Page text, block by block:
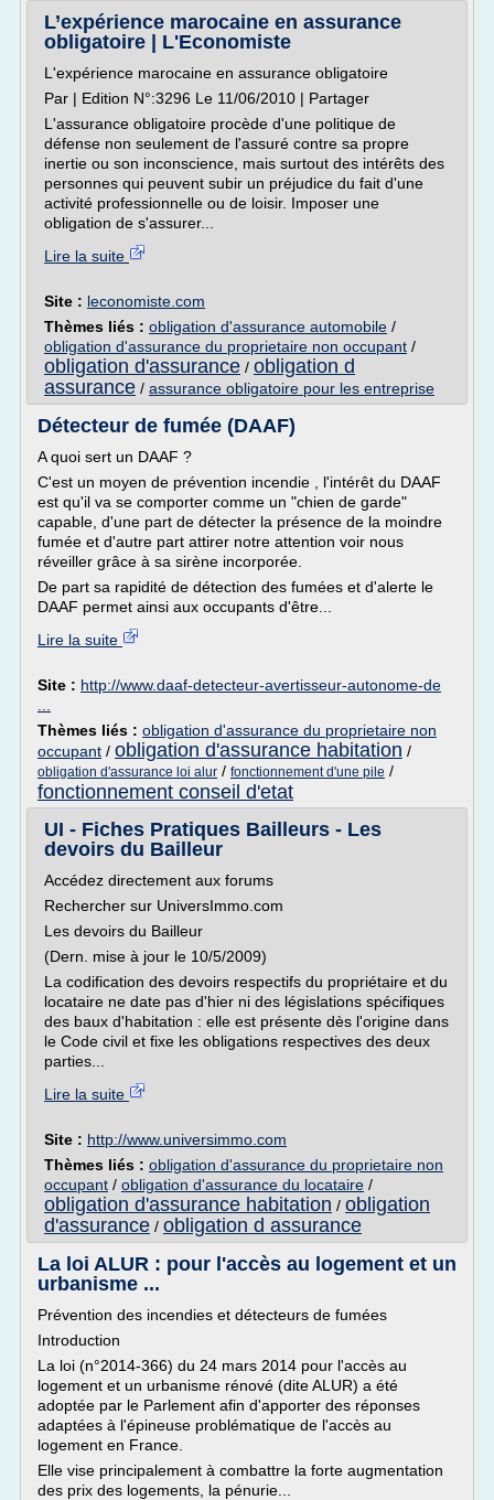
L’expérience marocaine en assurance
obligatoire | L'Economiste
L'expérience marocaine en assurance obligatoire
Par | Edition N°:3296 Le 11/06/2010 | Partager
L'assurance obligatoire procède d'une politique de
défense non seulement de l'assuré contre sa propre
inertie ou son inconscience, mais surtout des intérêts des
personnes qui peuvent subir un préjudice du fait d'une
activité professionnelle ou de loisir. Imposer une
obligation de s'assurer...
Lire la suite
Site : leconomiste.com
Thèmes liés : obligation d'assurance automobile /
obligation d'assurance du proprietaire non occupant /
obligation d'assurance / obligation d
assurance / assurance obligatoire pour les entreprise
Détecteur de fumée (DAAF)
A quoi sert un DAAF ?
C'est un moyen de prévention incendie , l'intérêt du DAAF
est qu'il va se comporter comme un "chien de garde"
capable, d'une part de détecter la présence de la moindre
fumée et d'autre part attirer notre attention voir nous
réveiller grâce à sa sirène incorporée.
De part sa rapidité de détection des fumées et d'alerte le
DAAF permet ainsi aux occupants d'être...
Lire la suite
Site : http://www.daaf-detecteur-avertisseur-autonome-de
Thèmes liés : obligation d'assurance du proprietaire non
occupant / obligation d'assurance habitation /
obligation d'assurance loi alur / fonctionnement d'une pile /
fonctionnement conseil d'etat
UI - Fiches Pratiques Bailleurs - Les
devoirs du Bailleur
Accédez directement aux forums
Rechercher sur UniversImmo.com
Les devoirs du Bailleur
(Dern. mise à jour le 10/5/2009)
La codification des devoirs respectifs du propriétaire et du
locataire ne date pas d'hier ni des législations spécifiques
des baux d'habitation : elle est présente dès l'origine dans
le Code civil et fixe les obligations respectives des deux
parties...
Lire la suite
Site : http://www.universimmo.com
Thèmes liés : obligation d'assurance du proprietaire non
occupant / obligation d'assurance du locataire /
obligation d'assurance habitation / obligation
d'assurance / obligation d assurance
La loi ALUR : pour l'accès au logement et un
urbanisme ...
Prévention des incendies et détecteurs de fumées
Introduction
La loi (n°2014-366) du 24 mars 2014 pour l'accès au
logement et un urbanisme rénové (dite ALUR) a été
adoptée par le Parlement afin d'apporter des réponses
adaptées à l'épineuse problématique de l'accès au
logement en France.
Elle vise principalement à combattre la forte augmentation
des prix des logements, la pénurie...